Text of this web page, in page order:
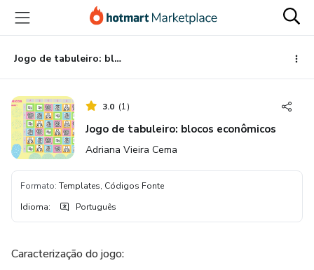
para
conteúdo
principal
para
pagamento
para
rodapé
Jogo de tabuleiro: blocos econômicos
3.0 (1)
Jogo de tabuleiro: blocos econômicos
Adriana Vieira Cema
Formato: Templates, Códigos Fonte
Idioma: Português
Caracterização do jogo: